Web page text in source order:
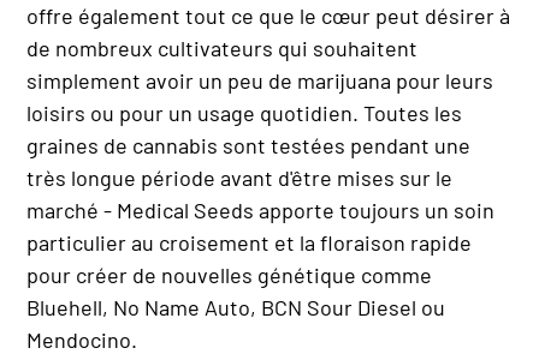
offre également tout ce que le cœur peut désirer à
de nombreux cultivateurs qui souhaitent
simplement avoir un peu de marijuana pour leurs
loisirs ou pour un usage quotidien. Toutes les
graines de cannabis sont testées pendant une
très longue période avant d'être mises sur le
marché - Medical Seeds apporte toujours un soin
particulier au croisement et la floraison rapide
pour créer de nouvelles génétique comme
Bluehell, No Name Auto, BCN Sour Diesel ou
Mendocino.